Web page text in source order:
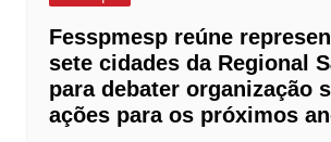
Fesspmesp reúne
sete cidades da Regional
para debater organização
ações para os próximos